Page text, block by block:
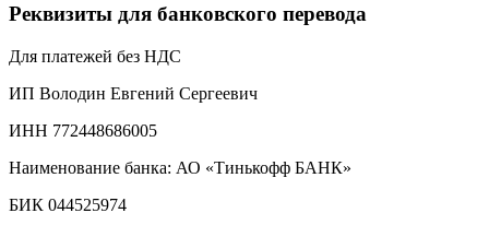
Реквизиты для банковского перевода
Для платежей без НДС
ИП Володин Евгений Сергеевич
ИНН 772448686005
Наименование банка: АО «Тинькофф БАНК»
БИК 044525974